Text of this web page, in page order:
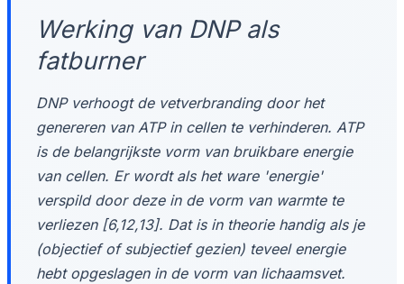
Werking van DNP als
fatburner
DNP verhoogt de vetverbranding door het
genereren van ATP in cellen te verhinderen. ATP
is de belangrijkste vorm van bruikbare energie
van cellen. Er wordt als het ware 'energie'
verspild door deze in de vorm van warmte te
verliezen [6,12,13]. Dat is in theorie handig als je
(objectief of subjectief gezien) teveel energie
hebt opgeslagen in de vorm van lichaamsvet.